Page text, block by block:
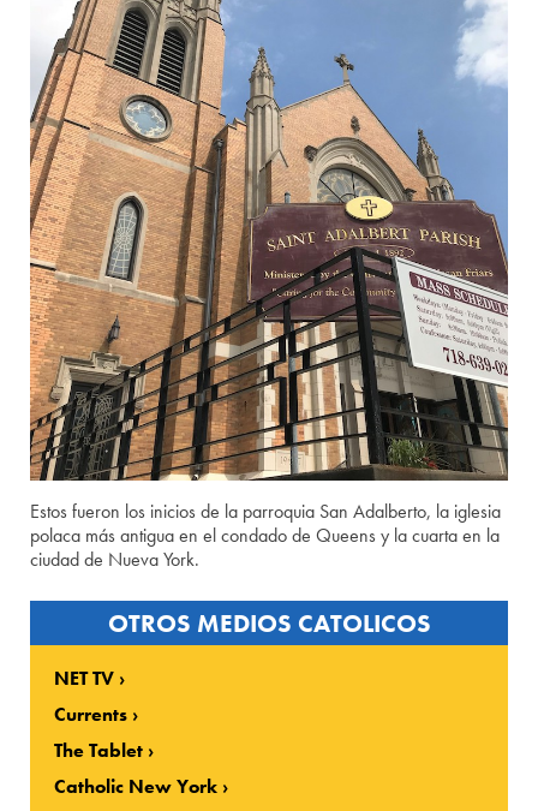
Estos fueron los inicios de la parroquia San Adalberto, la iglesia
polaca más antigua en el condado de Queens y la cuarta en la
ciudad de Nueva York.
OTROS MEDIOS CATOLICOS
NET TV
Currents
The Tablet
Catholic New York